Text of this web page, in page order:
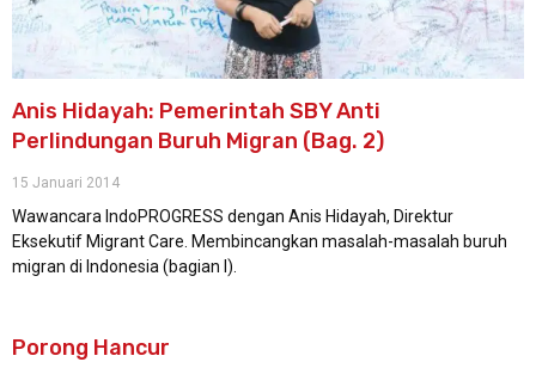
Anis Hidayah: Pemerintah SBY Anti
Perlindungan Buruh Migran (Bag. 2)
15 Januari 2014
Wawancara IndoPROGRESS dengan Anis Hidayah, Direktur
Eksekutif Migrant Care. Membincangkan masalah-masalah buruh
migran di Indonesia (bagian I).
Porong Hancur